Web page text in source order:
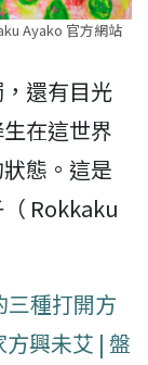
Ayako 官方網站
還有目光
在這世界
態。這是
Rokkaku
三種打開方
興未艾 | 盤